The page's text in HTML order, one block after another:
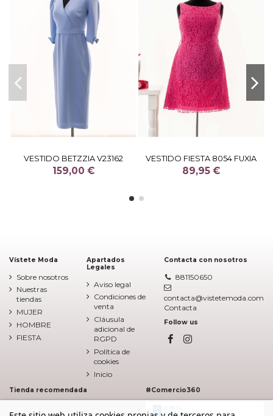
VESTIDO BETZZIA V23162
159,00 €
VESTIDO FIESTA 8054 FUXIA
89,95 €
Vístete Moda
Sobre nosotros
Nuestras
tiendas
MUJER
HOMBRE
FIESTA
Apartados
Legales
Aviso legal
Condiciones de
venta
Cláusula
adicional de
RGPD
Política de
cookies
Inicio
Contacta con nosotros
881150650
contacta@vistetemoda.com
Contacta
Follow us
Tienda recomendada #Comercio360